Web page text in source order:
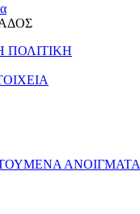
ΠΟΛΙΤΙΚΗ
ΑΝΟΙΓΜΑΤΑ